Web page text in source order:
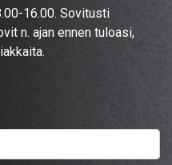
16.00. Sovitusti
n. ajan ennen tuloasi,